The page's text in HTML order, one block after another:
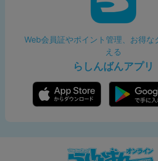
Web会員証やポイント管理、お得な
える
らしんばんアプリ